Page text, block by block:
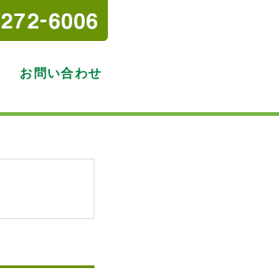
お問い合わせ